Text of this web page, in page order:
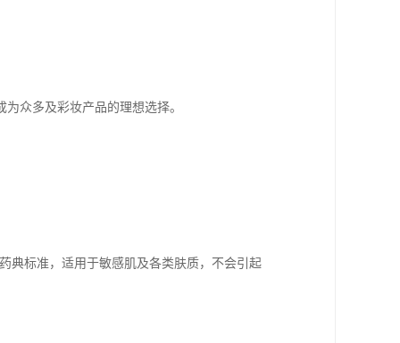
众多及彩妆产品的理想选择。
典标准，适用于敏感肌及各类肤质，不会引起